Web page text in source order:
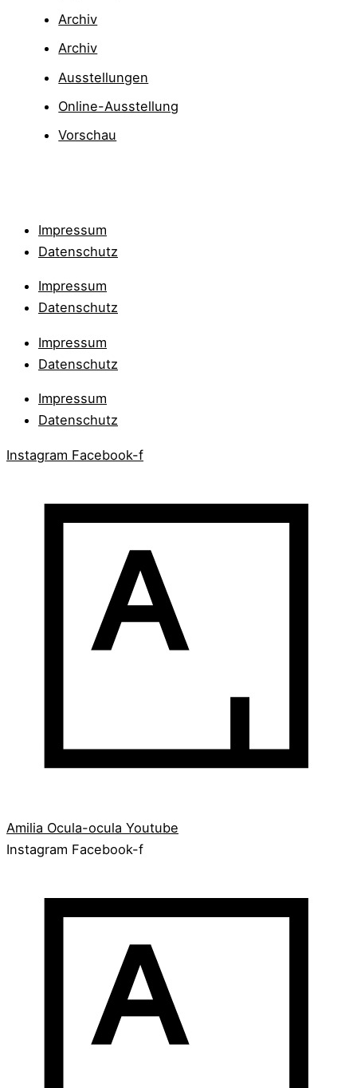
Archiv
Archiv
Ausstellungen
Online-Ausstellung
Vorschau
Impressum
Datenschutz
Impressum
Datenschutz
Impressum
Datenschutz
Impressum
Datenschutz
Instagram Facebook-f
Amilia Ocula-ocula Youtube
Instagram Facebook-f